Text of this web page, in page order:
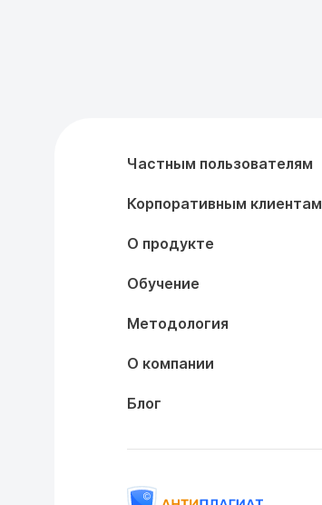
Частным пользователям
Корпоративным клиентам
О продукте
Обучение
Методология
О компании
Блог